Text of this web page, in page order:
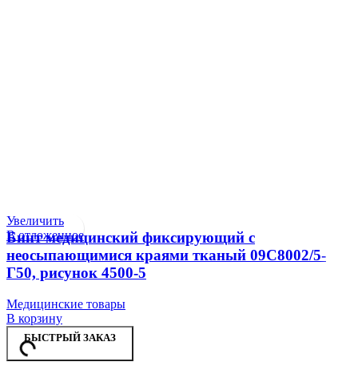
Увеличить
В отложенное
Бинт медицинский фиксирующий с
неосыпающимися краями тканый 09С8002/5-
Г50, рисунок 4500-5
Медицинские товары
В корзину
БЫСТРЫЙ ЗАКАЗ